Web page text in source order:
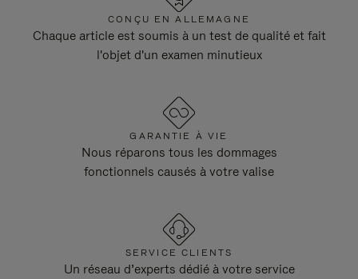
CONÇU EN ALLEMAGNE
Chaque article est soumis à un test de qualité et fait
l'objet d'un examen minutieux
GARANTIE À VIE
Nous réparons tous les dommages
fonctionnels causés à votre valise
SERVICE CLIENTS
Un réseau d’experts dédié à votre service